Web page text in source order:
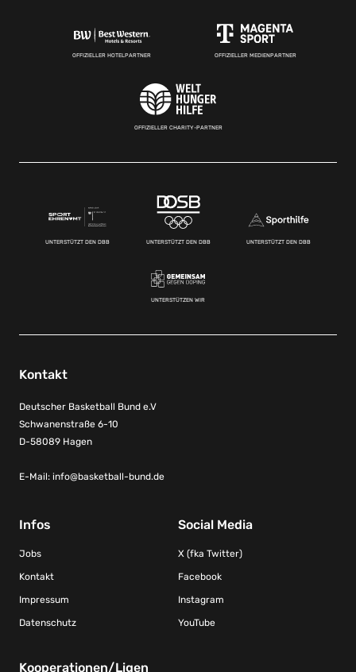
OFFIZIELLER HOTELPARTNER OFFIZIELLER MEDIENPARTNER
OFFIZIELLER CHARITY-PARTNER
UNTERSTÜTZT DEN DBB UNTERSTÜTZT DEN DBB UNTERSTÜTZT DEN DBB
UNTERSTÜTZEN WIR
Kontakt
Deutscher Basketball Bund e.V
Schwanenstraße 6-10
D-58089 Hagen
E-Mail: info@basketball-bund.de
Infos
Jobs
Kontakt
Impressum
Datenschutz
Social Media
X (fka Twitter)
Facebook
Instagram
YouTube
Kooperationen/Ligen